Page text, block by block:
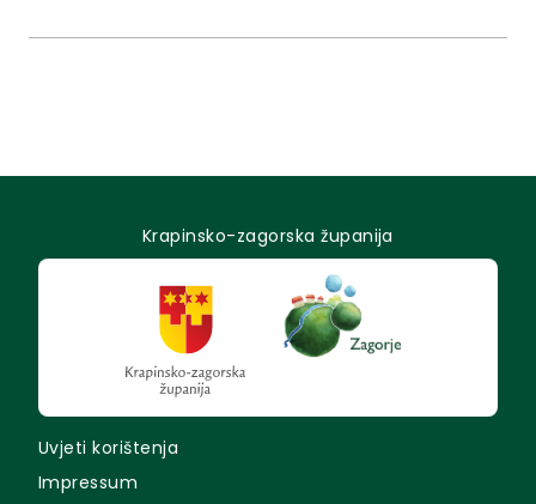
Krapinsko-zagorska županija
Uvjeti korištenja
Impressum